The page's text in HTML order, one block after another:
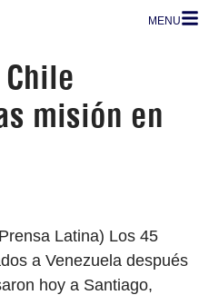
MENU
misión en
Latina) Los 45
a Venezuela después
hoy a Santiago,